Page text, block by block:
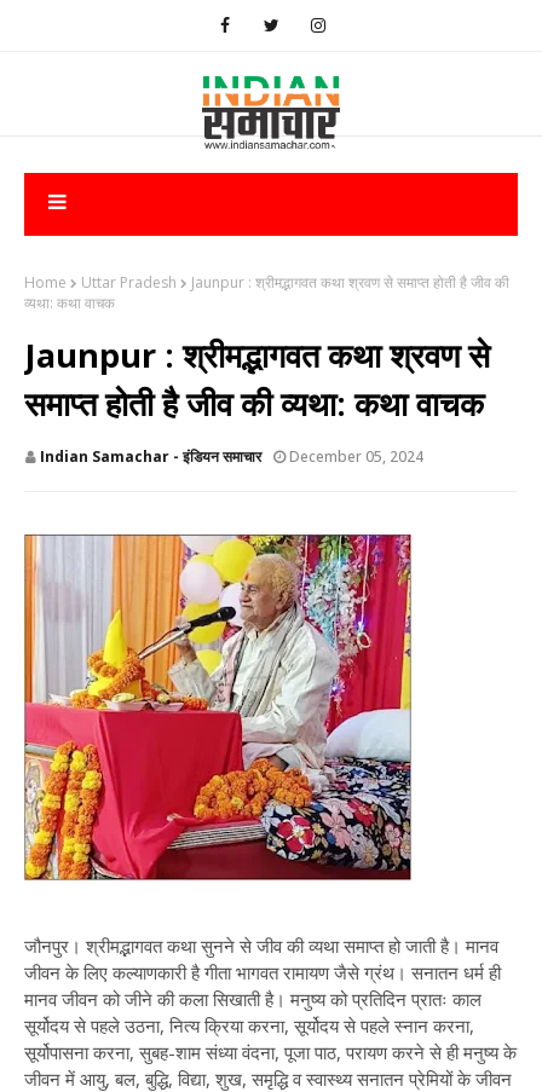
Home Uttar Pradesh
Jaunpur : श्रीमद्भागवत कथा श्रवण से समाप्त होती है जीव की
व्यथा: कथा वाचक
Jaunpur : श्रीमद्भागवत कथा श्रवण से
समाप्त होती है जीव की व्यथा: कथा वाचक
Indian Samachar - इंडियन समाचार December 05, 2024
जौनपुर। श्रीमद्भागवत कथा सुनने से जीव की व्यथा समाप्त हो जाती है। मानव
जीवन के लिए कल्याणकारी है गीता भागवत रामायण जैसे ग्रंथ। सनातन धर्म ही
मानव जीवन को जीने की कला सिखाती है। मनुष्य को प्रतिदिन प्रातः काल
सूर्योदय से पहले उठना, नित्य क्रिया करना, सूर्योदय से पहले स्नान करना,
सूर्योपासना करना, सुबह-शाम संध्या वंदना, पूजा पाठ, परायण करने से ही मनुष्य के
जीवन में आयु, बल, बुद्धि, विद्या, शुख, समृद्धि व स्वास्थ्य सनातन प्रेमियों के जीवन